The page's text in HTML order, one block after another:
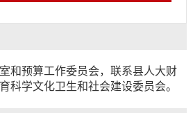
和预算工作委员会，联系县人大财
科学文化卫生和社会建设委员会。